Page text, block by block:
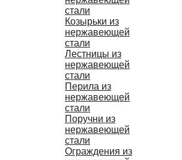
стали
Козырьки из
нержавеющей
стали
Лестницы из
нержавеющей
стали
Перила из
нержавеющей
стали
Поручни из
нержавеющей
стали
Ограждения из